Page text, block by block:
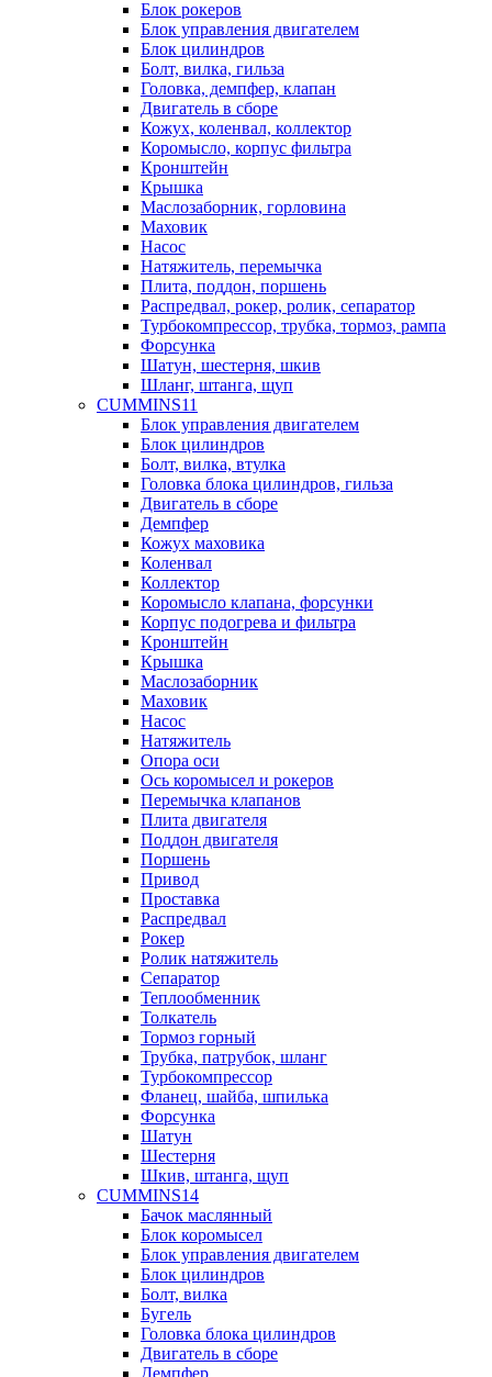
Блок рокеров
Блок управления двигателем
Блок цилиндров
Болт, вилка, гильза
Головка, демпфер, клапан
Двигатель в сборе
Кожух, коленвал, коллектор
Коромысло, корпус фильтра
Кронштейн
Крышка
Маслозаборник, горловина
Маховик
Насос
Натяжитель, перемычка
Плита, поддон, поршень
Распредвал, рокер, ролик, сепаратор
Турбокомпрессор, трубка, тормоз, рампа
Форсунка
Шатун, шестерня, шкив
Шланг, штанга, щуп
CUMMINS11
Блок управления двигателем
Блок цилиндров
Болт, вилка, втулка
Головка блока цилиндров, гильза
Двигатель в сборе
Демпфер
Кожух маховика
Коленвал
Коллектор
Коромысло клапана, форсунки
Корпус подогрева и фильтра
Кронштейн
Крышка
Маслозаборник
Маховик
Насос
Натяжитель
Опора оси
Ось коромысел и рокеров
Перемычка клапанов
Плита двигателя
Поддон двигателя
Поршень
Привод
Проставка
Распредвал
Рокер
Ролик натяжитель
Сепаратор
Теплообменник
Толкатель
Тормоз горный
Трубка, патрубок, шланг
Турбокомпрессор
Фланец, шайба, шпилька
Форсунка
Шатун
Шестерня
Шкив, штанга, щуп
CUMMINS14
Бачок маслянный
Блок коромысел
Блок управления двигателем
Блок цилиндров
Болт, вилка
Бугель
Головка блока цилиндров
Двигатель в сборе
Демпфер